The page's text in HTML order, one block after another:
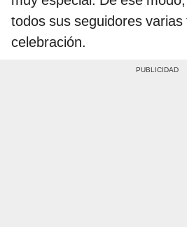
todos sus seguidores
celebración.